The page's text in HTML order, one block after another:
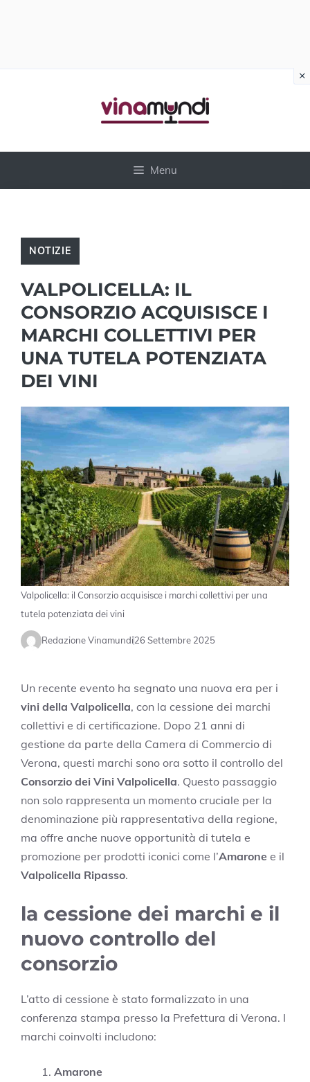
Menu
NOTIZIE
VALPOLICELLA: IL
CONSORZIO ACQUISISCE I
MARCHI COLLETTIVI PER
UNA TUTELA POTENZIATA
DEI VINI
Valpolicella: il Consorzio acquisisce i marchi collettivi per una
tutela potenziata dei vini
Redazione Vinamundi26 Settembre 2025
Un recente evento ha segnato una nuova era per i
vini della Valpolicella, con la cessione dei marchi
collettivi e di certificazione. Dopo 21 anni di
gestione da parte della Camera di Commercio di
Verona, questi marchi sono ora sotto il controllo del
Consorzio dei Vini Valpolicella. Questo passaggio
non solo rappresenta un momento cruciale per la
denominazione più rappresentativa della regione,
ma offre anche nuove opportunità di tutela e
promozione per prodotti iconici come l’Amarone e il
Valpolicella Ripasso.
la cessione dei marchi e il
nuovo controllo del
consorzio
L’atto di cessione è stato formalizzato in una
conferenza stampa presso la Prefettura di Verona. I
marchi coinvolti includono:
Amarone
×